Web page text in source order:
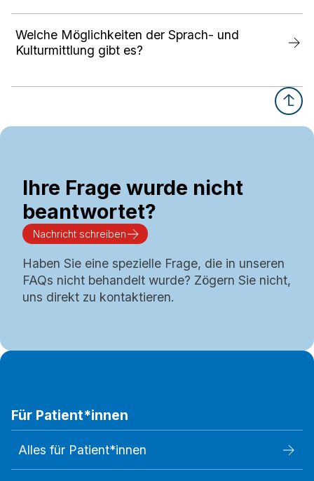
Welche Möglichkeiten der Sprach- und
Kulturmittlung gibt es?
Ihre Frage wurde nicht
beantwortet?
Nachricht schreiben
Haben Sie eine spezielle Frage, die in unseren
FAQs nicht behandelt wurde? Zögern Sie nicht,
uns direkt zu kontaktieren.
Für Patient*innen
Alles für Patient*innen